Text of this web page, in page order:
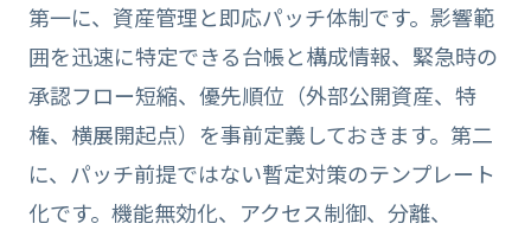
第一に、資産管理と即応パッチ体制です。影響範
囲を迅速に特定できる台帳と構成情報、緊急時の
承認フロー短縮、優先順位（外部公開資産、特
権、横展開起点）を事前定義しておきます。第二
に、パッチ前提ではない暫定対策のテンプレート
化です。機能無効化、アクセス制御、分離、